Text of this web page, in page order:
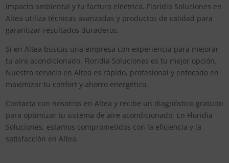
impacto ambiental y tu factura eléctrica. Floridia Soluciones en
Altea utiliza técnicas avanzadas y productos de calidad para
garantizar resultados duraderos.
Si en Altea buscas una empresa con experiencia para mejorar
tu aire acondicionado, Floridia Soluciones es tu mejor opción.
Nuestro servicio en Altea es rápido, profesional y enfocado en
maximizar tu confort y ahorro energético.
Contacta con nosotros en Altea y recibe un diagnóstico gratuito
para optimizar tu sistema de aire acondicionado. En Floridia
Soluciones, estamos comprometidos con la eficiencia y la
satisfacción en Altea.